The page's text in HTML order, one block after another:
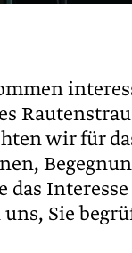
wir für
Sie